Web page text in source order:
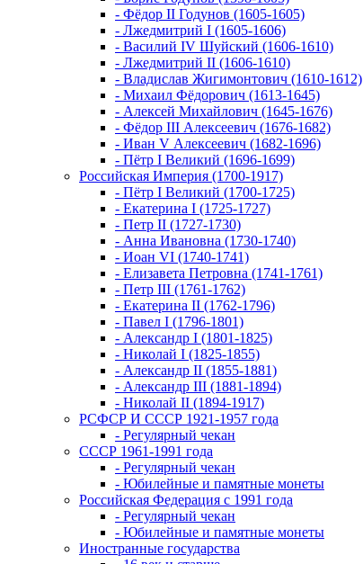
- Фёдор II Годунов (1605-1605)
- Лжедмитрий I (1605-1606)
- Василий IV Шуйский (1606-1610)
- Лжедмитрий II (1606-1610)
- Владислав Жигимонтович (1610-1612)
- Михаил Фёдорович (1613-1645)
- Алексей Михайлович (1645-1676)
- Фёдор III Алексеевич (1676-1682)
- Иван V Алексеевич (1682-1696)
- Пётр I Великий (1696-1699)
Российская Империя (1700-1917)
- Пётр I Великий (1700-1725)
- Екатерина I (1725-1727)
- Петр II (1727-1730)
- Анна Ивановна (1730-1740)
- Иоан VI (1740-1741)
- Елизавета Петровна (1741-1761)
- Петр III (1761-1762)
- Екатерина II (1762-1796)
- Павел I (1796-1801)
- Александр I (1801-1825)
- Николай I (1825-1855)
- Александр II (1855-1881)
- Александр III (1881-1894)
- Николай II (1894-1917)
РСФСР И СССР 1921-1957 года
- Регулярный чекан
СССР 1961-1991 года
- Регулярный чекан
- Юбилейные и памятные монеты
Российская Федерация с 1991 года
- Регулярный чекан
- Юбилейные и памятные монеты
Иностранные государства